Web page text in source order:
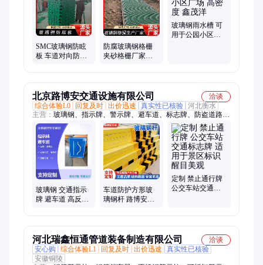
SMC玻璃钢防眩
板 车道对向防光
防腐玻璃钢格栅
夹砂格栅厂家
玻璃钢雨水槽 可
用于公园小区广
北京路博安交通设施有限公司
洽谈
综合体验L0
回复及时 出价迅速 真实性已核验 河北衡水
主营： 玻璃钢、指示牌、警示牌、避车道、标志牌、防盗道路、
公路标牌、乡村公路、模压八角、反光标牌、县级公路、警示标
牌、交通标牌、警告标牌、模压标牌、三角公路、三角警告牌、
反光标识牌、道路标示牌、玻璃钢交通标牌、铁路沿线标牌、安
全示警标牌、长方形导向牌、村口指示牌、村庄入口指示牌、长
方形路标导向牌
玻璃钢 交通指示
牌 避车道 高反光
车道防护方形玻
璃钢杆 路博安定
定制 禁止通行牌
公交车站交通标
河北瑞鑫恒通管道装备制造有限公司
洽谈
安心购
综合体验L1 回复及时 出价迅速
真实性已核验
安徽铜陵